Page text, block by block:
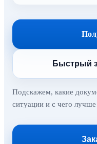
Быстрый
Подскажем, какие
ситуации и с чего